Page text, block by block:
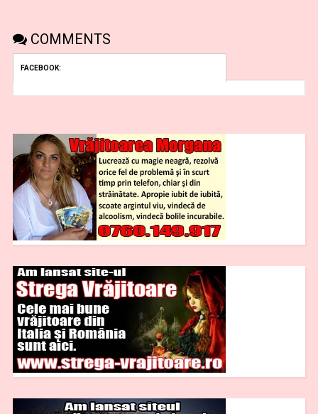
COMMENTS
FACEBOOK: